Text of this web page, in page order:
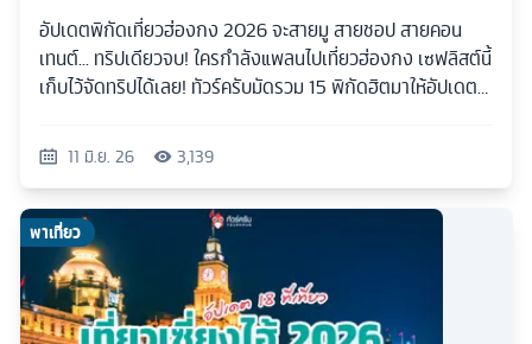
อัปเดตพิกัดเที่ยวฮ่องกง 2026 จะสายมู สายชอป สายคอน
เทนต์... ทริปเดียวจบ! ใครกำลังแพลนไปเที่ยวฮ่องกง เซฟลิสต์นี้
เก็บไว้จัดทริปได้เลย! ทัวร์ครับมัดรวม 15 พิกัดฮิตมาให้อัปเดต
11 มิ.ย. 26 3,139
พาเที่ยว